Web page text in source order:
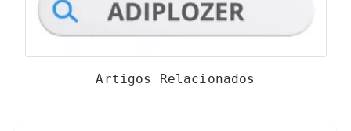
Artigos Relacionados